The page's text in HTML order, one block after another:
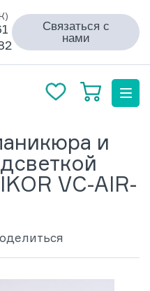
Связаться с
нами
и
VC-AIR-